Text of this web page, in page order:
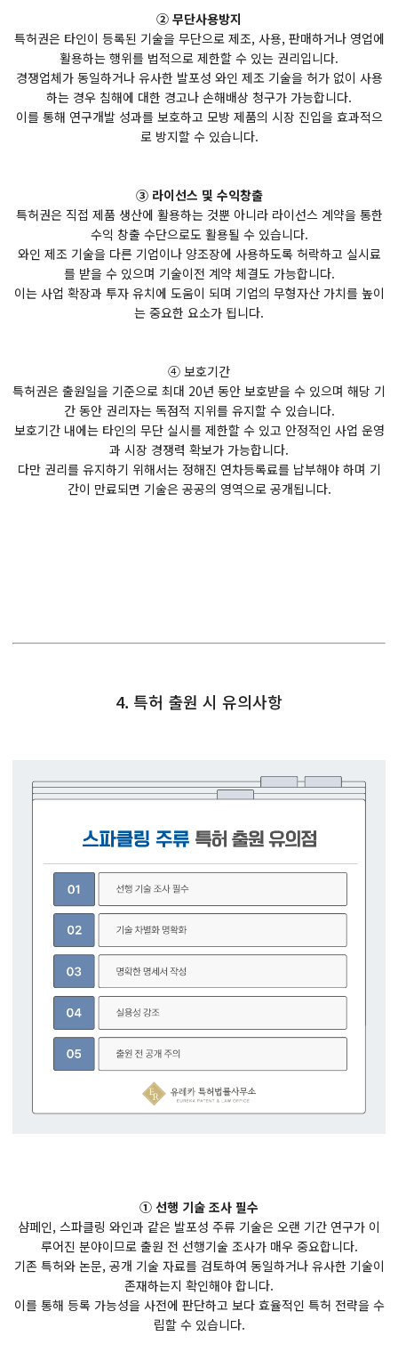
② 무단사용방지
특허권은 타인이 등록된 기술을 무단으로 제조, 사용, 판매하거나 영업에
활용하는 행위를 법적으로 제한할 수 있는 권리입니다.
경쟁업체가 동일하거나 유사한 발포성 와인 제조 기술을 허가 없이 사용
하는 경우 침해에 대한 경고나 손해배상 청구가 가능합니다.
이를 통해 연구개발 성과를 보호하고 모방 제품의 시장 진입을 효과적으
로 방지할 수 있습니다.
③ 라이선스 및 수익창출
특허권은 직접 제품 생산에 활용하는 것뿐 아니라 라이선스 계약을 통한
수익 창출 수단으로도 활용될 수 있습니다.
와인 제조 기술을 다른 기업이나 양조장에 사용하도록 허락하고 실시료
를 받을 수 있으며 기술이전 계약 체결도 가능합니다.
이는 사업 확장과 투자 유치에 도움이 되며 기업의 무형자산 가치를 높이
는 중요한 요소가 됩니다.
④ 보호기간
특허권은 출원일을 기준으로 최대 20년 동안 보호받을 수 있으며 해당 기
간 동안 권리자는 독점적 지위를 유지할 수 있습니다.
보호기간 내에는 타인의 무단 실시를 제한할 수 있고 안정적인 사업 운영
과 시장 경쟁력 확보가 가능합니다.
다만 권리를 유지하기 위해서는 정해진 연차등록료를 납부해야 하며 기
간이 만료되면 기술은 공공의 영역으로 공개됩니다.
4. 특허 출원 시 유의사항
① 선행 기술 조사 필수
샴페인, 스파클링 와인과 같은 발포성 주류 기술은 오랜 기간 연구가 이
루어진 분야이므로 출원 전 선행기술 조사가 매우 중요합니다.
기존 특허와 논문, 공개 기술 자료를 검토하여 동일하거나 유사한 기술이
존재하는지 확인해야 합니다.
이를 통해 등록 가능성을 사전에 판단하고 보다 효율적인 특허 전략을 수
립할 수 있습니다.